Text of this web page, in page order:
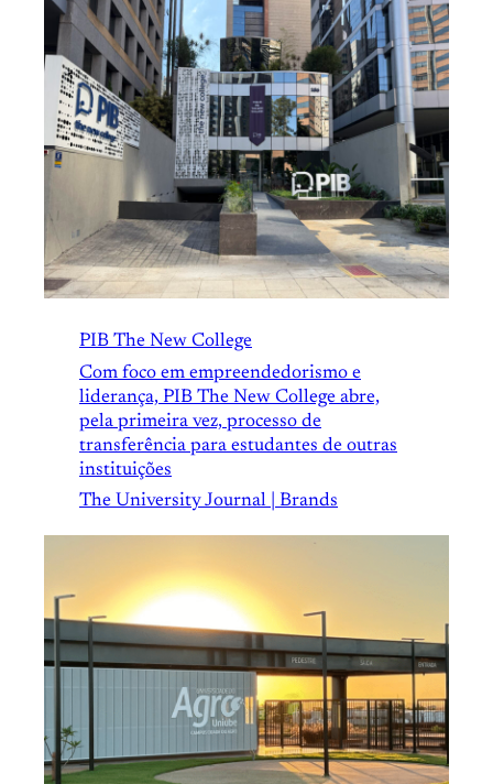
PIB The New College
Com foco em empreendedorismo e
liderança, PIB The New College abre,
pela primeira vez, processo de
transferência para estudantes de outras
instituições
The University Journal | Brands